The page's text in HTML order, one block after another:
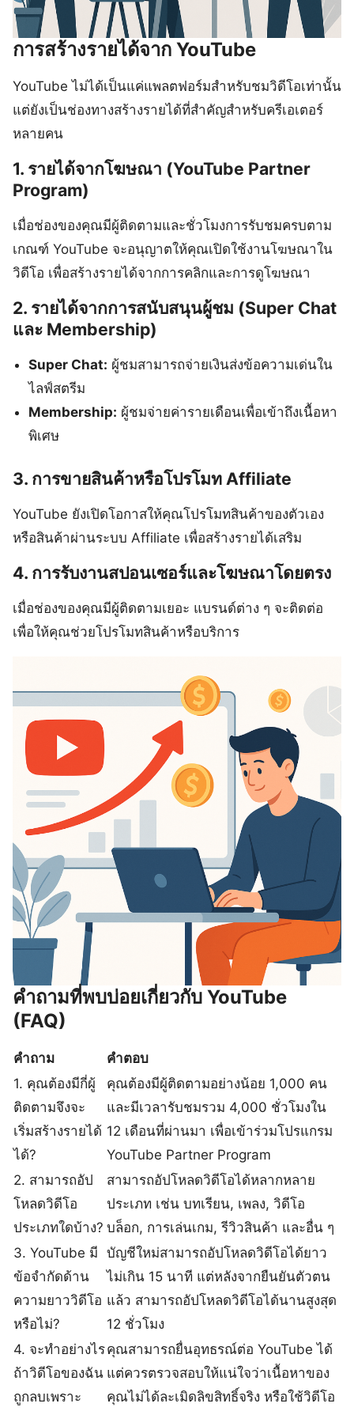
การสร้างรายได้จาก YouTube
YouTube ไม่ได้เป็นแค่แพลตฟอร์มสำหรับชมวิดีโอเท่านั้น
แต่ยังเป็นช่องทางสร้างรายได้ที่สำคัญสำหรับครีเอเตอร์
หลายคน
1. รายได้จากโฆษณา (YouTube Partner
Program)
เมื่อช่องของคุณมีผู้ติดตามและชั่วโมงการรับชมครบตาม
เกณฑ์ YouTube จะอนุญาตให้คุณเปิดใช้งานโฆษณาใน
วิดีโอ เพื่อสร้างรายได้จากการคลิกและการดูโฆษณา
2. รายได้จากการสนับสนุนผู้ชม (Super Chat
และ Membership)
Super Chat: ผู้ชมสามารถจ่ายเงินส่งข้อความเด่นใน
ไลฟ์สตรีม
Membership: ผู้ชมจ่ายค่ารายเดือนเพื่อเข้าถึงเนื้อหา
พิเศษ
3. การขายสินค้าหรือโปรโมท Affiliate
YouTube ยังเปิดโอกาสให้คุณโปรโมทสินค้าของตัวเอง
หรือสินค้าผ่านระบบ Affiliate เพื่อสร้างรายได้เสริม
4. การรับงานสปอนเซอร์และโฆษณาโดยตรง
เมื่อช่องของคุณมีผู้ติดตามเยอะ แบรนด์ต่าง ๆ จะติดต่อ
เพื่อให้คุณช่วยโปรโมทสินค้าหรือบริการ
คำถามที่พบบ่อยเกี่ยวกับ YouTube
(FAQ)
คำถาม
คำตอบ
1. คุณต้องมีกี่ผู้
ติดตามจึงจะ
เริ่มสร้างรายได้
ได้?
คุณต้องมีผู้ติดตามอย่างน้อย 1,000 คน
และมีเวลารับชมรวม 4,000 ชั่วโมงใน
12 เดือนที่ผ่านมา เพื่อเข้าร่วมโปรแกรม
YouTube Partner Program
2. สามารถอัป
โหลดวิดีโอ
ประเภทใดบ้าง?
สามารถอัปโหลดวิดีโอได้หลากหลาย
ประเภท เช่น บทเรียน, เพลง, วิดีโอ
บล็อก, การเล่นเกม, รีวิวสินค้า และอื่น ๆ
3. YouTube มี
ข้อจำกัดด้าน
ความยาววิดีโอ
หรือไม่?
บัญชีใหม่สามารถอัปโหลดวิดีโอได้ยาว
ไม่เกิน 15 นาที แต่หลังจากยืนยันตัวตน
แล้ว สามารถอัปโหลดวิดีโอได้นานสูงสุด
12 ชั่วโมง
4. จะทำอย่างไร
ถ้าวิดีโอของฉัน
ถูกลบเพราะ
คุณสามารถยื่นอุทธรณ์ต่อ YouTube ได้
แต่ควรตรวจสอบให้แน่ใจว่าเนื้อหาของ
คุณไม่ได้ละเมิดลิขสิทธิ์จริง หรือใช้วิดีโอ